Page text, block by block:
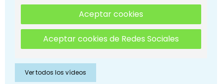
Aceptar cookies
Aceptar cookies de Redes Sociales
Ver todos los vídeos